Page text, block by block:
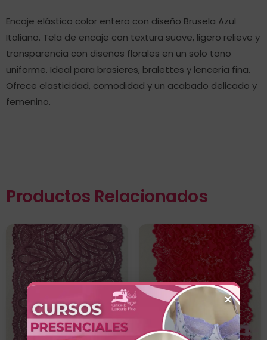
Encaje elástico color entero con diseño Brusela Azul
Italiano. Tela de encaje con textura suave, ligero relieve y
transparencia con diseños florales en un solo tono
uniforme. Ideal para brasieres, bralettes y lencería fina.
Ofrece elasticidad, comodidad y un acabado delicado y
femenino.
Productos Relacionados
×